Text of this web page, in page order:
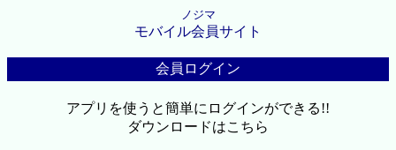
ノジマ
モバイル会員サイト
会員ログイン
アプリを使うと簡単にログインができる!!
ダウンロードはこちら